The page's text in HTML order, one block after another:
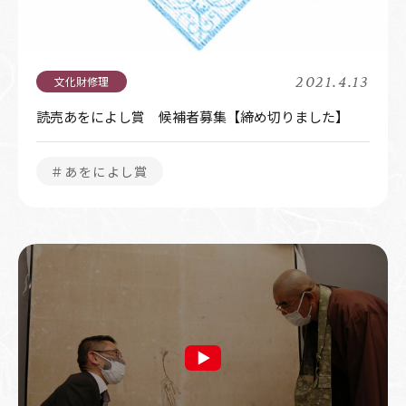
2021.4.13
読売あをによし賞 候補者募集【締め切りました】
＃あをによし賞